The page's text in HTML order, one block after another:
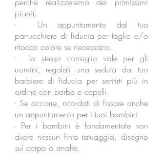
piani).
- Un appuntamento dal tuo
parrucchiere di fiducia per taglio e/o
ritocco colore se necessario.
- Lo stesso consiglio vale per gli
uomini, regalati una seduta dal tuo
barbiere di fiducia per sentirti più in
ordine con barba e capelli.
- Se occorre, ricordati di fissare anche
un appuntamento per i tuoi bambini.
- Per i bambini è fondamentale non
avere nessun finto tatuaggio, disegno
sul corpo o smalto.